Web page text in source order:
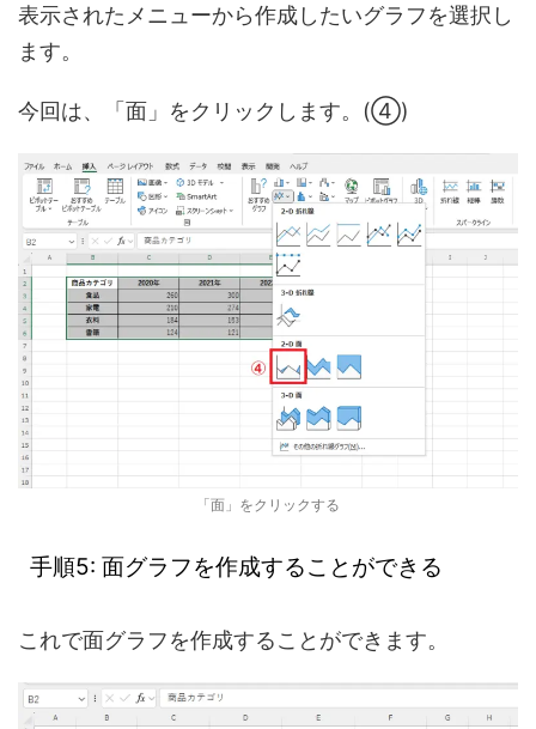
表示されたメニューから作成したいグラフを選択し
ます。
今回は、「面」をクリックします。(④)
「面」をクリックする
手順5: 面グラフを作成することができる
これで面グラフを作成することができます。